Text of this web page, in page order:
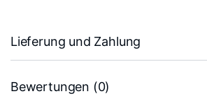
Lieferung und Zahlung
Bewertungen (0)